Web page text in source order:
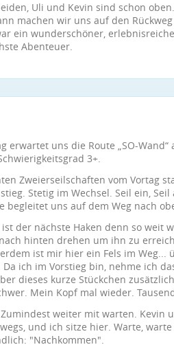
Uli und Kevin sind schon
machen wir uns auf den
ein wunderschöner,
Abenteuer.
erwartet uns die Route „SO-
3+.
Zweierseilschaften vom Vortag
Stetig im Wechsel. Seil ein,
begleitet uns auf dem Weg nach
der nächste Haken denn so weit
hinten drehen um ihn zu
ist mir hier ein Fels im
ich im Vorstieg bin, nehme ich
dieses kurze Stückchen
Mein Kopf mal wieder.
weiter mit warten. Kevin
und ich sitze hier. Warte,
"Nachkommen".